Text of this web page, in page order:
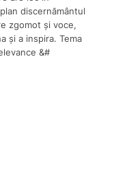
discernământul
zgomot și voce,
și a inspira. Tema
&#